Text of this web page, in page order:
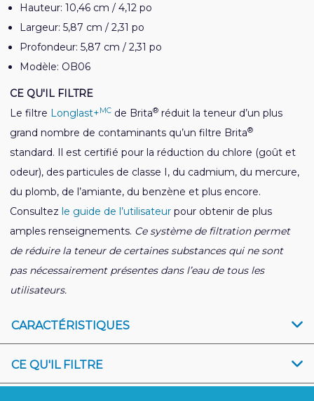
Hauteur: 10,46 cm / 4,12 po
Largeur: 5,87 cm / 2,31 po
Profondeur: 5,87 cm / 2,31 po
Modèle: OB06
CE QU'IL FILTRE
Le filtre Longlast+MC de Brita® réduit la teneur d’un plus
grand nombre de contaminants qu’un filtre Brita®
standard. Il est certifié pour la réduction du chlore (goût et
odeur), des particules de classe I, du cadmium, du mercure,
du plomb, de l’amiante, du benzène et plus encore.
Consultez le guide de l’utilisateur pour obtenir de plus
amples renseignements. Ce système de filtration permet
de réduire la teneur de certaines substances qui ne sont
pas nécessairement présentes dans l’eau de tous les
utilisateurs.
CARACTÉRISTIQUES
CE QU'IL FILTRE